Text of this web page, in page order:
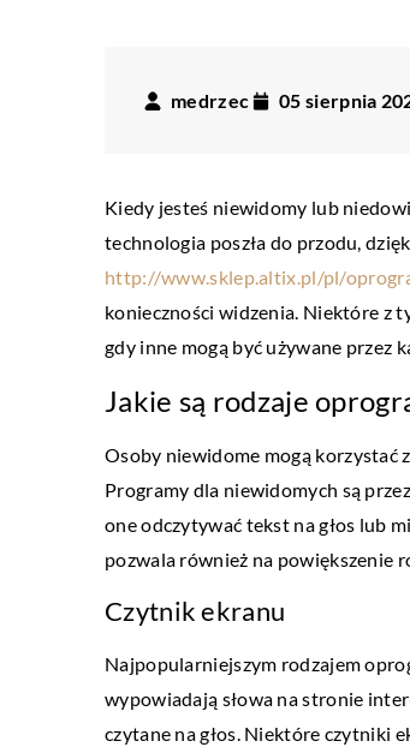
medrzec 05 sierpnia
Kiedy jesteś niewidomy lub
technologia poszła do przodu,
http://www.sklep.altix.pl/pl/
konieczności widzenia. Niektóre z
gdy inne mogą być używane przez
Jakie są rodzaje
Osoby niewidome mogą korzystać
Programy dla niewidomych są
one odczytywać tekst na głos lub
pozwala również na powiększenie
Czytnik ekranu
Najpopularniejszym rodzajem
wypowiadają słowa na stronie
czytane na głos. Niektóre czytniki
DOM
06
Ceramika
wieków